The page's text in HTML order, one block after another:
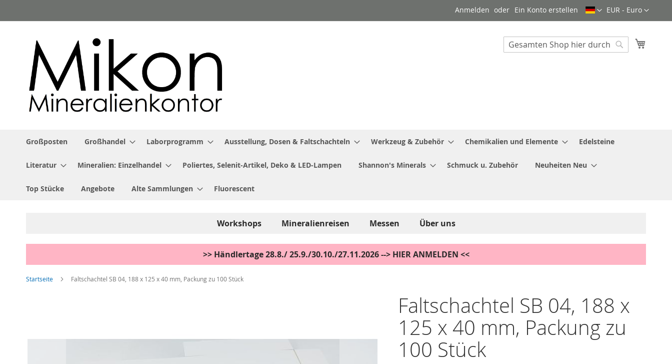
Inhalt
Währung
EUR - Euro
Sprache
Anmelden Ein Konto erstellen
Search
Großposten Großhandel Laborprogramm Ausstellung, Dosen & Faltschachteln Werkzeug & Zubehör Chemikalien und Elemente Edelsteine
Literatur Mineralien: Einzelhandel Poliertes, Selenit-Artikel, Deko & LED-Lampen Shannon's Minerals Schmuck u. Zubehör Neuheiten Neu
Top Stücke Angebote Alte Sammlungen Fluorescent
Workshops Mineralienreisen Messen Über uns
>> Händlertage 28.8./ 25.9./30.10./27.11.2026 --> HIER ANMELDEN <<
Startseite Faltschachtel SB 04, 188 x 125 x 40 mm, Packung zu 100 Stück
springen
Faltschachtel SB 04, 188 x
125 x 40 mm, Packung zu
100 Stück